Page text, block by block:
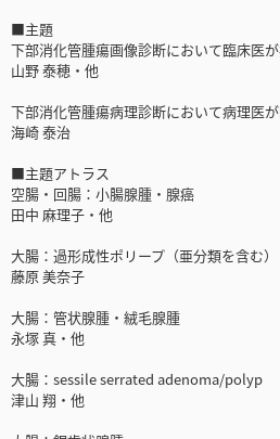
■主題
下部消化管腫瘍画像診断において臨床医
山野 泰穂・他
下部消化管腫瘍病理診断において病理医
海崎 泰治
■主題アトラス
空腸・回腸：小腸腺腫・腺癌
田中 麻理子・他
大腸：過形成性ポリープ（亜分類を含む）
藤原 美奈子
大腸：管状腺腫・絨毛腺腫
永塚 真・他
大腸：sessile serrated adenoma/polyp
津山 翔・他